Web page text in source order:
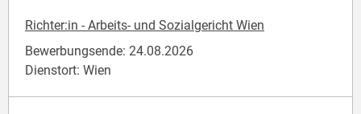
Richter:in - Arbeits- und Sozialgericht Wien
Bewerbungsende: 24.08.2026
Dienstort: Wien